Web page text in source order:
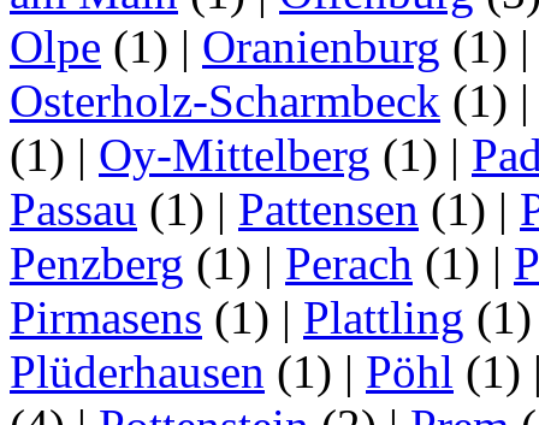
Olpe (1) | Oranienburg (1)
Osterholz-Scharmbeck (1)
(1) | Oy-Mittelberg (1) |
Passau (1) | Pattensen (1) |
Penzberg (1) | Perach (1) |
Pirmasens (1) | Plattling
Plüderhausen (1) | Pöhl (1)